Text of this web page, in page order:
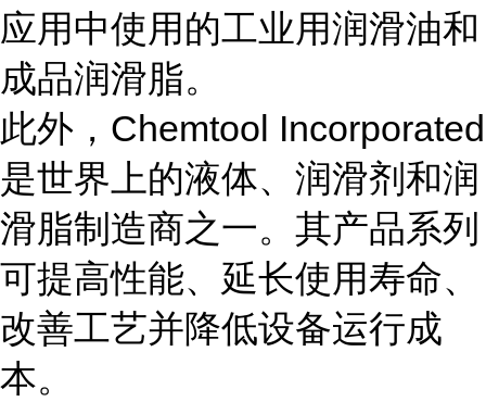
应用中使用的工业用润滑油和
成品润滑脂。
此外，Chemtool Incorporated
是世界上的液体、润滑剂和润
滑脂制造商之一。其产品系列
可提高性能、延长使用寿命、
改善工艺并降低设备运行成
本。